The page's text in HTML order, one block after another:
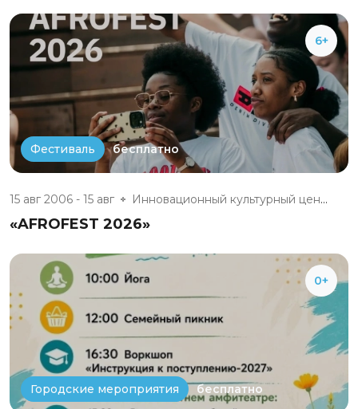
6+
Фестиваль бесплатно
15 авг 2006 - 15 авг Инновационный культурный центр
«AFROFEST 2026»
0+
Городские мероприятия бесплатно